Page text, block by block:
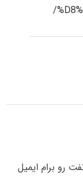
رو برام ایمیل